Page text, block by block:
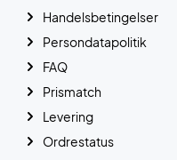
Handelsbetingelser
Persondatapolitik
FAQ
Prismatch
Levering
Ordrestatus